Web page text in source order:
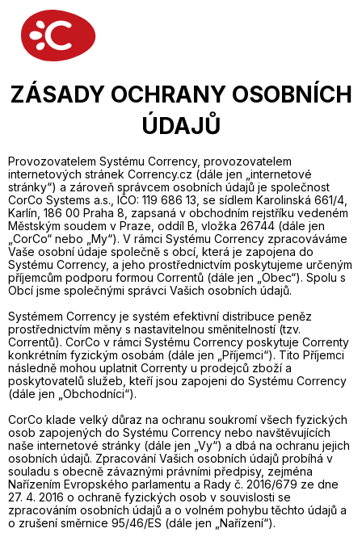
ZÁSADY OCHRANY OSOBNÍCH
ÚDAJŮ
Provozovatelem Systému Corrency, provozovatelem
internetových stránek Corrency.cz (dále jen „internetové
stránky“) a zároveň správcem osobních údajů je společnost
CorCo Systems a.s., IČO: 119 686 13, se sídlem Karolinská 661/4,
Karlín, 186 00 Praha 8, zapsaná v obchodním rejstříku vedeném
Městským soudem v Praze, oddíl B, vložka 26744 (dále jen
„CorCo“ nebo „My“). V rámci Systému Corrency zpracováváme
Vaše osobní údaje společně s obcí, která je zapojena do
Systému Corrency, a jeho prostřednictvím poskytujeme určeným
příjemcům podporu formou Correntů (dále jen „Obec“). Spolu s
Obcí jsme společnými správci Vašich osobních údajů.
Systémem Corrency je systém efektivní distribuce peněz
prostřednictvím měny s nastavitelnou směnitelností (tzv.
Correntů). CorCo v rámci Systému Corrency poskytuje Correnty
konkrétním fyzickým osobám (dále jen „Příjemci“). Tito Příjemci
následně mohou uplatnit Correnty u prodejců zboží a
poskytovatelů služeb, kteří jsou zapojeni do Systému Corrency
(dále jen „Obchodníci“).
CorCo klade velký důraz na ochranu soukromí všech fyzických
osob zapojených do Systému Corrency nebo navštěvujících
naše internetové stránky (dále jen „Vy“) a dbá na ochranu jejich
osobních údajů. Zpracování Vašich osobních údajů probíhá v
souladu s obecně závaznými právními předpisy, zejména
Nařízením Evropského parlamentu a Rady č. 2016/679 ze dne
27. 4. 2016 o ochraně fyzických osob v souvislosti se
zpracováním osobních údajů a o volném pohybu těchto údajů a
o zrušení směrnice 95/46/ES (dále jen „Nařízení“).